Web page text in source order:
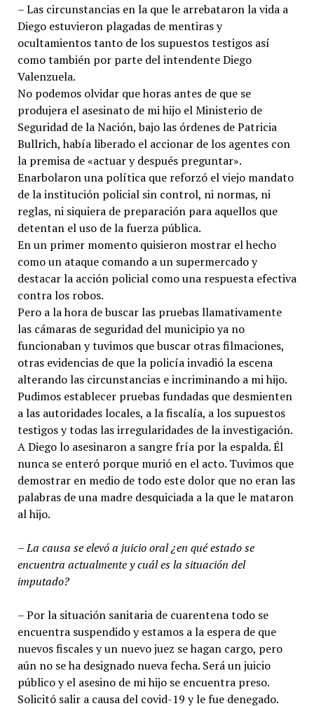
– Las circunstancias en la que le arrebataron la vida a
Diego estuvieron plagadas de mentiras y
ocultamientos tanto de los supuestos testigos así
como también por parte del intendente Diego
Valenzuela.
No podemos olvidar que horas antes de que se
produjera el asesinato de mi hijo el Ministerio de
Seguridad de la Nación, bajo las órdenes de Patricia
Bullrich, había liberado el accionar de los agentes con
la premisa de «actuar y después preguntar».
Enarbolaron una política que reforzó el viejo mandato
de la institución policial sin control, ni normas, ni
reglas, ni siquiera de preparación para aquellos que
detentan el uso de la fuerza pública.
En un primer momento quisieron mostrar el hecho
como un ataque comando a un supermercado y
destacar la acción policial como una respuesta efectiva
contra los robos.
Pero a la hora de buscar las pruebas llamativamente
las cámaras de seguridad del municipio ya no
funcionaban y tuvimos que buscar otras filmaciones,
otras evidencias de que la policía invadió la escena
alterando las circunstancias e incriminando a mi hijo.
Pudimos establecer pruebas fundadas que desmienten
a las autoridades locales, a la fiscalía, a los supuestos
testigos y todas las irregularidades de la investigación.
A Diego lo asesinaron a sangre fría por la espalda. Él
nunca se enteró porque murió en el acto. Tuvimos que
demostrar en medio de todo este dolor que no eran las
palabras de una madre desquiciada a la que le mataron
al hijo.
– La causa se elevó a juicio oral ¿en qué estado se
encuentra actualmente y cuál es la situación del
imputado?
– Por la situación sanitaria de cuarentena todo se
encuentra suspendido y estamos a la espera de que
nuevos fiscales y un nuevo juez se hagan cargo, pero
aún no se ha designado nueva fecha. Será un juicio
público y el asesino de mi hijo se encuentra preso.
Solicitó salir a causa del covid-19 y le fue denegado.